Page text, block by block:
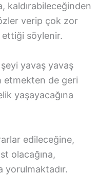
kaldırabileceğinden
verip çok zor
ettiği söylenir.
yavaş yavaş
etmekten de geri
yaşayacağına
edileceğine,
olacağına,
yorulmaktadır.